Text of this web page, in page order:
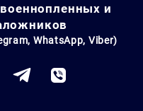
и
WhatsApp, Viber)